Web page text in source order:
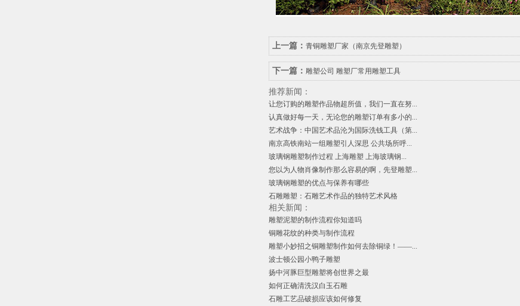
上一篇： 青铜雕塑厂家（南京先登雕塑）
下一篇： 雕塑公司 雕塑厂常用雕塑工具
推荐新闻：
让您订购的雕塑作品物超所值，我们一直在努...
认真做好每一天，无论您的雕塑订单有多小的...
艺术战争：中国艺术品沦为国际洗钱工具（第...
南京高铁南站一组雕塑引人深思 公共场所呼...
玻璃钢雕塑制作过程 上海雕塑 上海玻璃钢...
您以为人物肖像制作那么容易的啊，先登雕塑...
玻璃钢雕塑的优点与保养有哪些
石雕雕塑：石雕艺术作品的独特艺术风格
相关新闻：
雕塑泥塑的制作流程你知道吗
铜雕花纹的种类与制作流程
雕塑小妙招之铜雕塑制作如何去除铜绿！——...
波士顿公园小鸭子雕塑
扬中河豚巨型雕塑将创世界之最
如何正确清洗汉白玉石雕
石雕工艺品破损应该如何修复